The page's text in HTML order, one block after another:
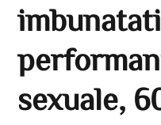
sexuale,